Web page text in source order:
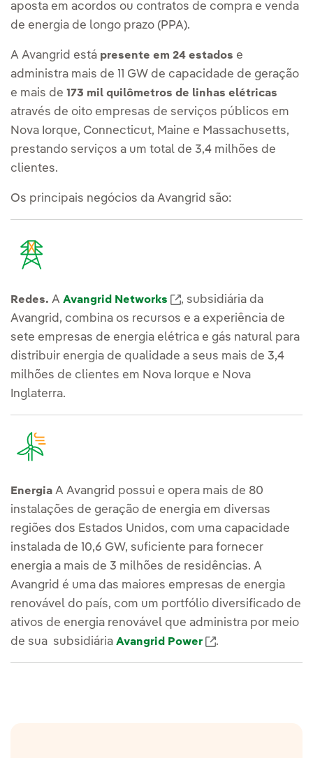
aposta em acordos ou contratos de compra e venda
de energia de longo prazo (PPA).
A Avangrid está presente em 24 estados e
administra mais de 11 GW de capacidade de geração
e mais de 173 mil quilômetros de linhas elétricas
através de oito empresas de serviços públicos em
Nova Iorque, Connecticut, Maine e Massachusetts,
prestando serviços a um total de 3,4 milhões de
clientes.
Os principais negócios da Avangrid são:
Redes. A Avangrid Networks Link externo, abra em
, subsidiária da
Avangrid, combina os recursos e a experiência de
sete empresas de energia elétrica e gás natural para
distribuir energia de qualidade a seus mais de 3,4
milhões de clientes em Nova Iorque e Nova
Inglaterra.
Energia A Avangrid possui e opera mais de 80
instalações de geração de energia em diversas
regiões dos Estados Unidos, com uma capacidade
instalada de 10,6 GW, suficiente para fornecer
energia a mais de 3 milhões de residências. A
Avangrid é uma das maiores empresas de energia
renovável do país, com um portfólio diversificado de
ativos de energia renovável que administra por meio
de sua subsidiária Avangrid Power .